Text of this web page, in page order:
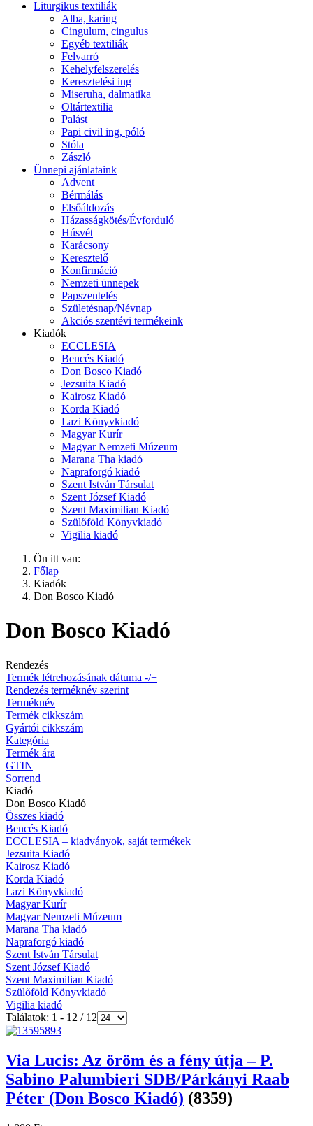
Liturgikus textiliák
Alba, karing
Cingulum, cingulus
Egyéb textiliák
Felvarró
Kehelyfelszerelés
Keresztelési ing
Miseruha, dalmatika
Oltártextilia
Palást
Papi civil ing, póló
Stóla
Zászló
Ünnepi ajánlataink
Advent
Bérmálás
Elsőáldozás
Házasságkötés/Évforduló
Húsvét
Karácsony
Keresztelő
Konfirmáció
Nemzeti ünnepek
Papszentelés
Születésnap/Névnap
Akciós szentévi termékeink
Kiadók
ECCLESIA
Bencés Kiadó
Don Bosco Kiadó
Jezsuita Kiadó
Kairosz Kiadó
Korda Kiadó
Lazi Könyvkiadó
Magyar Kurír
Magyar Nemzeti Múzeum
Marana Tha kiadó
Napraforgó kiadó
Szent István Társulat
Szent József Kiadó
Szent Maximilian Kiadó
Szülőföld Könyvkiadó
Vigilia kiadó
Ön itt van:
Főlap
Kiadók
Don Bosco Kiadó
Don Bosco Kiadó
Rendezés
Termék létrehozásának dátuma -/+
Rendezés terméknév szerint
Terméknév
Termék cikkszám
Gyártói cikkszám
Kategória
Termék ára
GTIN
Sorrend
Kiadó
Don Bosco Kiadó
Összes kiadó
Bencés Kiadó
ECCLESIA – kiadványok, saját termékek
Jezsuita Kiadó
Kairosz Kiadó
Korda Kiadó
Lazi Könyvkiadó
Magyar Kurír
Magyar Nemzeti Múzeum
Marana Tha kiadó
Napraforgó kiadó
Szent István Társulat
Szent József Kiadó
Szent Maximilian Kiadó
Szülőföld Könyvkiadó
Vigilia kiadó
Találatok: 1 - 12 / 12
Via Lucis: Az öröm és a fény útja – P.
Sabino Palumbieri SDB/Párkányi Raab
Péter (Don Bosco Kiadó) (8359)